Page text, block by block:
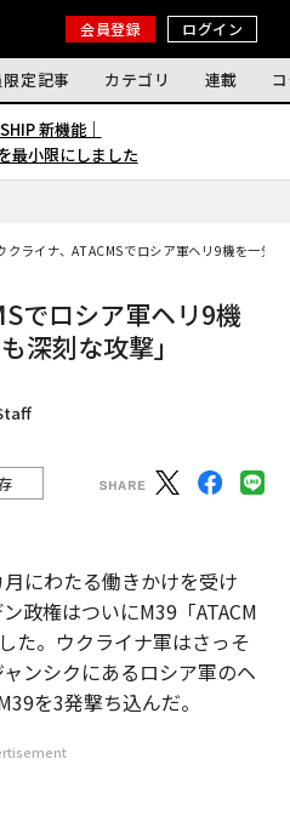
会員登録 ログイン
定記事 カテゴリ 連載
新機能｜
最小限にしました
クライナ、ATACMSでロシア軍ヘリ9機を一気
でロシア軍ヘリ9機
刻な攻撃」
にわたる働きかけを受け
政権はついにM39「ATACM
た。ウクライナ軍はさっそ
ンシクにあるロシア軍のヘ
を3発撃ち込んだ。